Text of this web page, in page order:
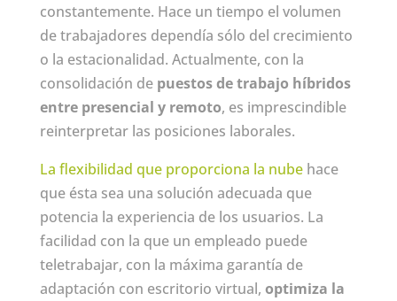
constantemente. Hace un tiempo el volumen
de trabajadores dependía sólo del crecimiento
o la estacionalidad. Actualmente, con la
consolidación de puestos de trabajo híbridos
entre presencial y remoto, es imprescindible
reinterpretar las posiciones laborales.
La flexibilidad que proporciona la nubehace
que ésta sea una solución adecuada que
potencia la experiencia de los usuarios. La
facilidad con la que un empleado puede
teletrabajar, con la máxima garantía de
adaptación con escritorio virtual, optimiza la